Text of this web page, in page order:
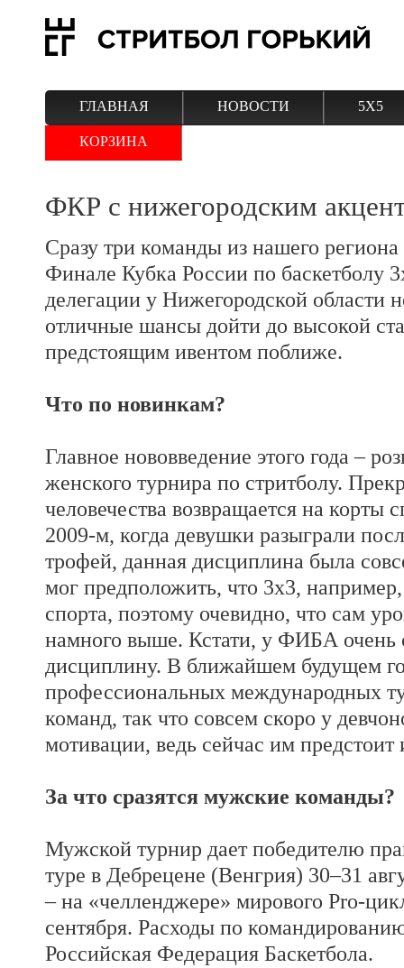
ГЛАВНАЯ НОВОСТИ 5Х5
КОРЗИНА
ФКР с нижегородским
Сразу три команды из нашего региона
Финале Кубка России по баскетболу
делегации у Нижегородской области
отличные шансы дойти до высокой
предстоящим ивентом поближе.
Что по новинкам?
Главное нововведение этого года –
женского турнира по стритболу.
человечества возвращается на корты
2009-м, когда девушки разыграли
трофей, данная дисциплина была
мог предположить, что 3х3,
спорта, поэтому очевидно, что сам
намного выше. Кстати, у ФИБА очень
дисциплину. В ближайшем будущем
профессиональных международных
команд, так что совсем скоро у
мотивации, ведь сейчас им предстоит
За что сразятся мужские команды?
Мужской турнир дает победителю
туре в Дебрецене (Венгрия) 30–31
– на «челленджере» мирового Pro-
сентября. Расходы по
Российская Федерация Баскетбола.